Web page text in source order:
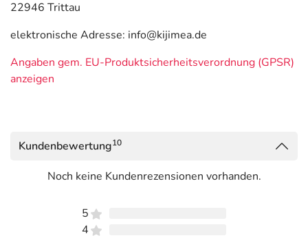
22946 Trittau
elektronische Adresse: info@kijimea.de
Angaben gem. EU-Produktsicherheitsverordnung (GPSR)
anzeigen
Kundenbewertung10
Noch keine Kundenrezensionen vorhanden.
5
4